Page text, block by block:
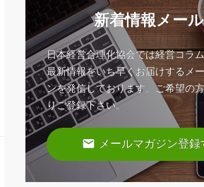
新着情報メール
日本経営合理化協会では経営コラ
最新情報をいち早くお届けするメ
ンを発信しております。ご希望の
りご登録下さい。
email メールマガジン登録